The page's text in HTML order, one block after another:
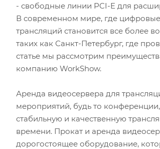
- свободные линии PCI-E для
В современном мире, где
трансляций становится все более
таких как Санкт-Петербург, где
статье мы рассмотрим
компанию WorkShow.
Аренда видеосервера для
мероприятий, будь то
стабильную и качественную
времени. Прокат и аренда
дорогостоящее оборудование,